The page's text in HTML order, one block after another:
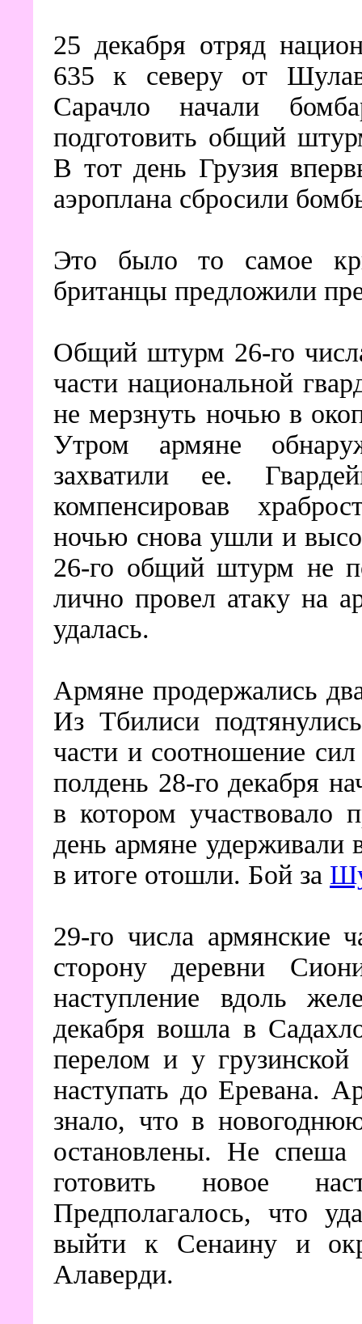
25 декабря отряд
635 к северу от
Сарачло начали
подготовить общий
В тот день Грузия
аэроплана сбросили
Это было то самое
британцы предложили
Общий штурм 26-го
части национальной
не мерзнуть ночью в
Утром армяне
захватили ее.
компенсировав
ночью снова ушли и
26-го общий штурм не
лично провел атаку на
удалась.
Армяне продержались
Из Тбилиси
части и соотношение
полдень 28-го декабря
в котором участвовало
день армяне удерживали
в итоге отошли. Бой за
29-го числа армянские
сторону деревни
наступление вдоль
декабря вошла в
перелом и у
наступать до Еревана.
знало, что в
остановлены. Не спеша
готовить новое
Предполагалось, что
выйти к Сенаину и
Алаверди.